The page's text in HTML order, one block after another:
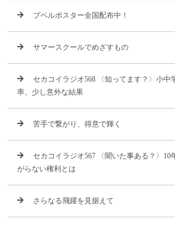
プペルポスター全国配布中！
サマースクールでめざすもの
セカコイラジオ568 〈知ってます？〉小中
率、少し意外な結果
苦手で繋がり、得意で輝く
セカコイラジオ567 〈聞いた事ある？〉10
がらない権利とは
さらなる飛躍を見据えて